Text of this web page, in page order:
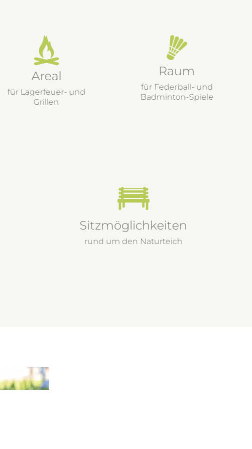
Areal
für Lagerfeuer- und
Grillen
Raum
für Federball- und
Badminton-Spiele
Sitzmöglichkeiten
rund um den Naturteich